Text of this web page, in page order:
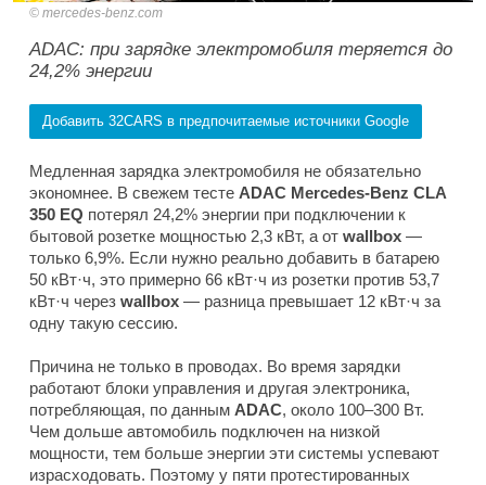
mercedes-benz.com
ADAC: при зарядке электромобиля теряется до
24,2% энергии
Добавить 32CARS в предпочитаемые источники Google
Медленная зарядка электромобиля не обязательно
экономнее. В свежем тесте ADAC Mercedes-Benz CLA
350 EQ потерял 24,2% энергии при подключении к
бытовой розетке мощностью 2,3 кВт, а от wallbox —
только 6,9%. Если нужно реально добавить в батарею
50 кВт·ч, это примерно 66 кВт·ч из розетки против 53,7
кВт·ч через wallbox — разница превышает 12 кВт·ч за
одну такую сессию.
Причина не только в проводах. Во время зарядки
работают блоки управления и другая электроника,
потребляющая, по данным ADAC, около 100–300 Вт.
Чем дольше автомобиль подключен на низкой
мощности, тем больше энергии эти системы успевают
израсходовать. Поэтому у пяти протестированных